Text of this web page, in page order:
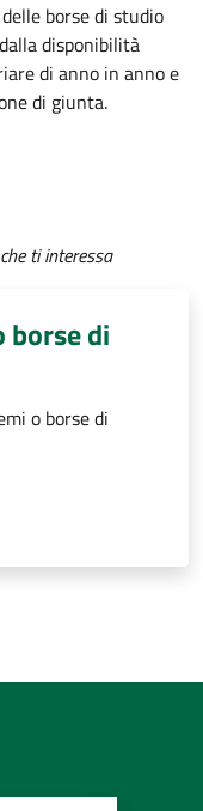
borse di studio
disponibilità
di anno in anno e
di giunta.
ti interessa
borse di
o borse di